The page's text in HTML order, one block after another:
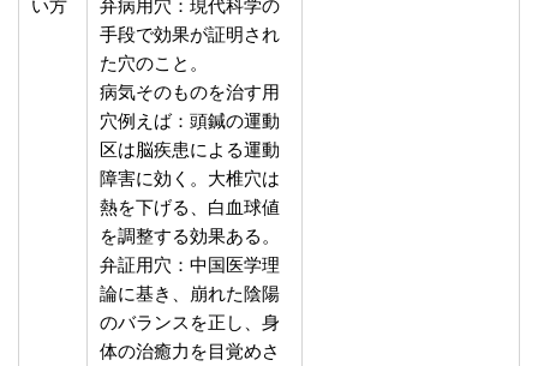
手段で効果が証明され
た穴のこと。
病気そのものを治す用
穴例えば：頭鍼の運動
区は脳疾患による運動
障害に効く。大椎穴は
熱を下げる、白血球値
を調整する効果ある。
弁証用穴：中国医学理
論に基き、崩れた陰陽
のバランスを正し、身
体の治癒力を目覚めさ